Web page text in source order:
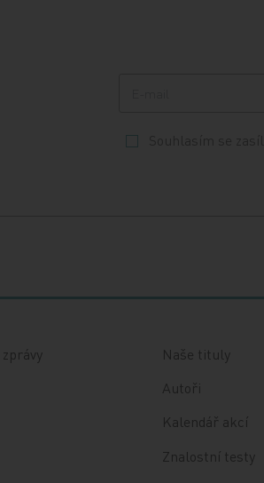
Naše tituly
Autoři
Kalendář akcí
Znalostní testy